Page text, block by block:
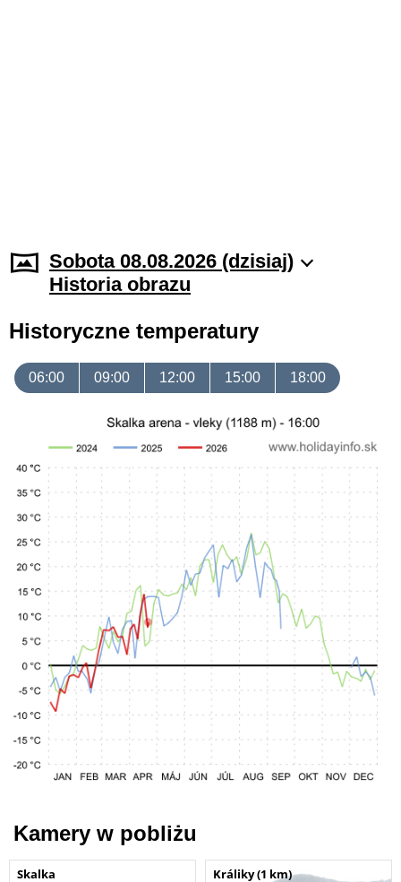
Sobota 08.08.2026 (dzisiaj)
Historia obrazu
Historyczne temperatury
06:00 09:00 12:00 15:00 18:00
Kamery w pobliżu
Skalka Králiky (1 km)